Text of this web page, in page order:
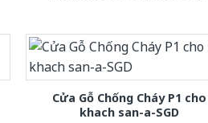
Cửa Gỗ Chống Cháy P1 cho
khach san-a-SGD